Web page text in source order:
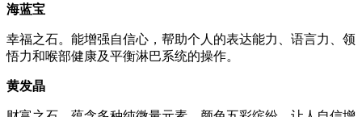
海蓝宝
幸福之石。能增强自信心，帮助个人的表达能力、语言力、领
悟力和喉部健康及平衡淋巴系统的操作。
黄发晶